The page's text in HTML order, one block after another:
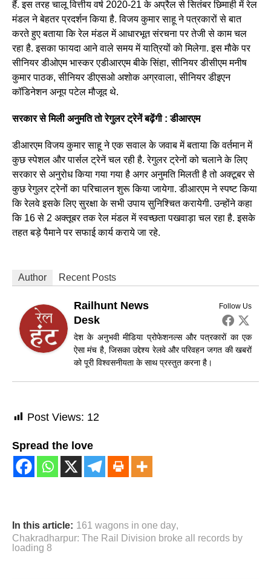
हैं. इस तरह चालू वित्तीय वर्ष 2020-21 के अप्रैल से सितंबर छिमाही में रेल
मंडल ने बेहतर प्रदर्शन किया है. विजय कुमार साहू ने पत्रकारों से बात
करते हुए बताया कि रेल मंडल में आधारभूत संरचना पर तेजी से काम चल
रहा है. इसका फायदा आने वाले समय में यात्रियों को मिलेगा. इस मौके पर
सीनियर डीओएम भास्कर एडीआरएम बीके सिंहा, सीनियर डीसीएम मनीष
कुमार पाठक, सीनियर डीएसओ अशोक अग्रवाला, सीनियर डीइएन
कॉडिनेशन अनूप पटेल मौजूद थे.
सरकार से मिली अनुमति तो रेगुलर ट्रेनें बढ़ेंगी : डीआरएम
डीआरएम विजय कुमार साहू ने एक सवाल के जवाब में बताया कि वर्तमान में
कुछ स्पेशल और पार्सल ट्रेनें चल रही है. रेगुलर ट्रेनों को चलाने के लिए
सरकार से अनुरोध किया गया गया है अगर अनुमति मिलती है तो अक्टूबर से
कुछ रेगुलर ट्रेनों का परिचालन शुरू किया जायेगा. डीआरएम ने स्पष्ट किया
कि रेलवे इसके लिए सुरक्षा के सभी उपाय सुनिश्चित करायेगी. उन्होंने कहा
कि 16 से 2 अक्तूबर तक रेल मंडल में स्वच्छता पखवाड़ा चल रहा है. इसके
तहत बड़े पैमाने पर सफाई कार्य कराये जा रहे.
Author Recent Posts
Follow Us
Railhunt News
Desk
देश के अनुभवी मीडिया प्रोफेशनल्स और पत्रकारों का एक
ऐसा मंच है, जिसका उद्देश्य रेलवे और परिवहन जगत की खबरों
को पूरी विश्वसनीयता के साथ प्रस्तुत करना है।
Post Views: 12
Spread the love
In this article: 161 wagons in one day,
Chakradharpur: The Rail Division broke all records by
loading 8